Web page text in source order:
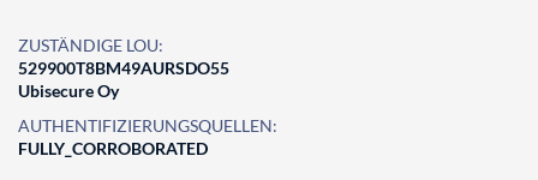
ZUSTÄNDIGE LOU:
529900T8BM49AURSDO55
Ubisecure Oy
AUTHENTIFIZIERUNGSQUELLEN:
FULLY_CORROBORATED